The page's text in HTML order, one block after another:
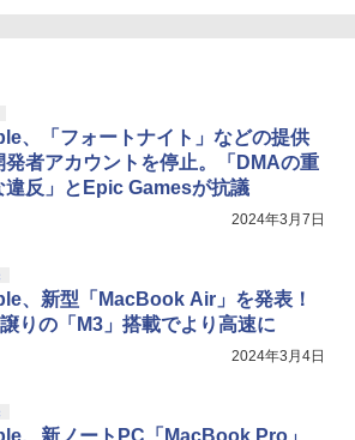
窩座再来 完全生産限定版 [Blu-ray]
￥8,698
【Amazon.co.jp限定】劇場版モノノ怪
第三章 蛇神 (オリジナル特典:オリジナル
巾着＋メーカー特典:【坤と離】二振りの
剣、十翼より来たる！スタジオ描き下ろ
、「フォートナイト」などの提供
発者アカウントを停止。「DMAの重
違反」とEpic Gamesが抗議
2024年3月7日
、新型「MacBook Air」を発表！
りの「M3」搭載でより高速に
2024年3月4日
、新ノートPC「MacBook Pro」